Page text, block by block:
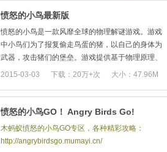
愤怒的小鸟最新版
愤怒的小鸟是一款风靡全球的物理解谜游戏。游戏
中小鸟们为了报复偷走鸟蛋的猪，以自己的身体为
武器，攻击猪们的堡垒。游戏提供基于物理原理、
挑战多多的操作方式以及长达多个小时的重玩价
丝“鸟群”们的大力支持， 本次全新开放名为“鸟群最
爱”的新篇章，不但集合了目前小鸟全系列游戏中玩
度上再次创新，更有丰富多彩的活动和免费道具让
你一次过把瘾。
2015-03-03 下载：20万+次 大小：47.96M
愤怒的小鸟GO！ Angry Birds Go!
木蚂蚁愤怒的小鸟GO专区，各种精彩攻略：
http://angrybirdsgo.mumayi.cn/